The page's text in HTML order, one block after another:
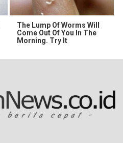
The Lump Of Worms Will
Come Out Of You In The
Morning. Try It